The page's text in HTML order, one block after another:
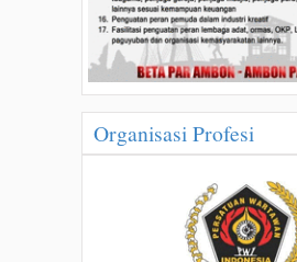
Organisasi Profesi